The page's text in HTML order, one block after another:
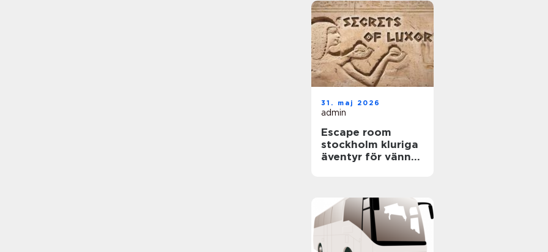
31. maj 2026
admin
Escape room
stockholm kluriga
äventyr för vänner,